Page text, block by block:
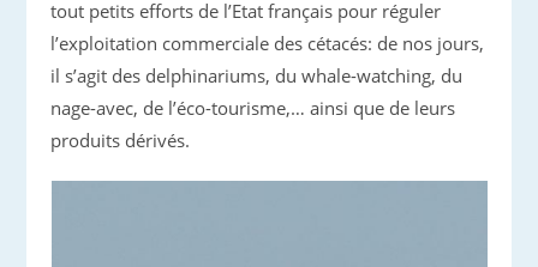
tout petits efforts de l’Etat français pour réguler
l’exploitation commerciale des cétacés: de nos jours,
il s’agit des delphinariums, du whale-watching, du
nage-avec, de l’éco-tourisme,… ainsi que de leurs
produits dérivés.